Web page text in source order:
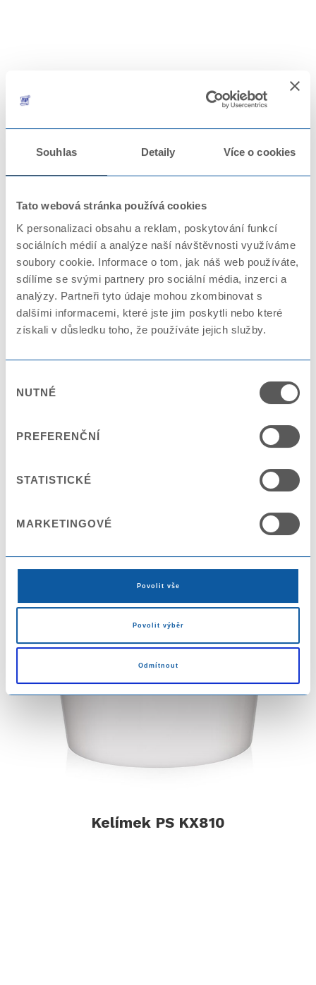
Souhlas Detaily Více o cookies
Tato webová stránka používá cookies
K personalizaci obsahu a reklam, poskytování funkcí
sociálních médií a analýze naší návštěvnosti využíváme
soubory cookie. Informace o tom, jak náš web používáte,
sdílíme se svými partnery pro sociální média, inzerci a
analýzy. Partneři tyto údaje mohou zkombinovat s
dalšími informacemi, které jste jim poskytli nebo které
získali v důsledku toho, že používáte jejich služby.
souhlasu
NUTNÉ
PREFERENČNÍ
STATISTICKÉ
MARKETINGOVÉ
Povolit vše
Povolit výběr
Odmítnout
Kelímek PS KX810